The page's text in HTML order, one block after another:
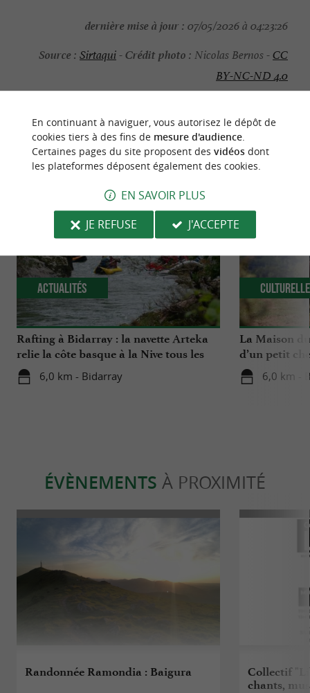
dernière mise à jour : 07/05/2026 à 04:23:26
Source : Sirtaqui-Crédit photo : Nicolas Bernos -CC
BY-NC-ND 4.0
NOUS AVONS TESTÉPOUR VOUS
Rafting à Bidarray : la navette Arteka
relie la côte basque à la Nive tous les
mardis cet été
6,0 km - Bidarray
Actualités
La Maison
d’un petit
Basque
6,0 km -
Culturelle
ÉVÈNEMENTS À PROXIMITÉ
Randonnée Ramondia : Baigura
Collectif
chants,
En continuant à naviguer, vous autorisez le dépôt de
cookies tiers à des fins de mesure d'audience.
Certaines pages du site proposent des vidéosdont
les plateformes déposent également des cookies.
EN SAVOIR PLUS
JE REFUSE
J'ACCEPTE